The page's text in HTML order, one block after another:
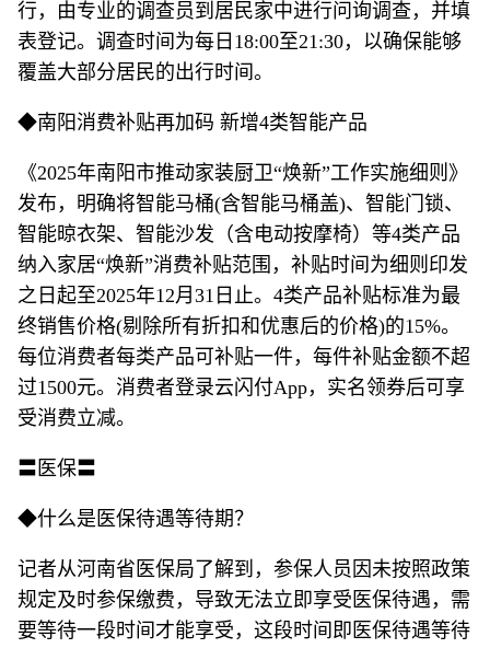
行，由专业的调查员到居民家中进行问询调查，并填
表登记。调查时间为每日18:00至21:30，以确保能够
覆盖大部分居民的出行时间。
◆南阳消费补贴再加码 新增4类智能产品
《2025年南阳市推动家装厨卫“焕新”工作实施细则》
发布，明确将智能马桶(含智能马桶盖)、智能门锁、
智能晾衣架、智能沙发（含电动按摩椅）等4类产品
纳入家居“焕新”消费补贴范围，补贴时间为细则印发
之日起至2025年12月31日止。4类产品补贴标准为最
终销售价格(剔除所有折扣和优惠后的价格)的15%。
每位消费者每类产品可补贴一件，每件补贴金额不超
过1500元。消费者登录云闪付App，实名领券后可享
受消费立减。
〓医保〓
◆什么是医保待遇等待期？
记者从河南省医保局了解到，参保人员因未按照政策
规定及时参保缴费，导致无法立即享受医保待遇，需
要等待一段时间才能享受，这段时间即医保待遇等待